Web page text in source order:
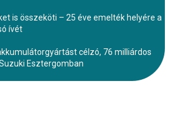
is összeköti – 25 éve emelték helyére a
ívét
célzó, 76 milliárdos
Esztergomban